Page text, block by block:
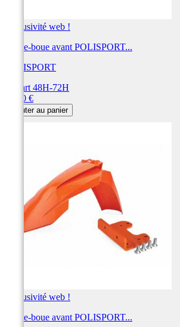
Exclusivité web !
Garde-boue avant POLISPORT...
POLISPORT
Départ 48H-72H
55,00 €
Ajouter au panier
Exclusivité web !
Garde-boue avant POLISPORT...